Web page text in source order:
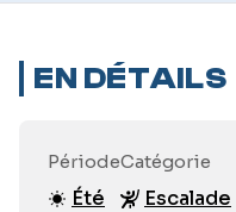
EN DÉTAILS
Période
Été
Catégorie
Escalade